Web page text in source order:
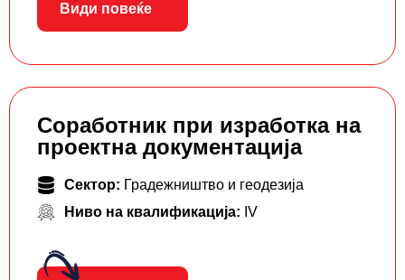
Види повеќе
Соработник при изработка на
проектна документација
Сектор: Градежништво и геодезија
Ниво на квалификација: IV